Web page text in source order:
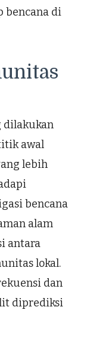
bencana di
dilakukan
awal
lebih
bencana
alam
antara
lokal.
dan
diprediksi